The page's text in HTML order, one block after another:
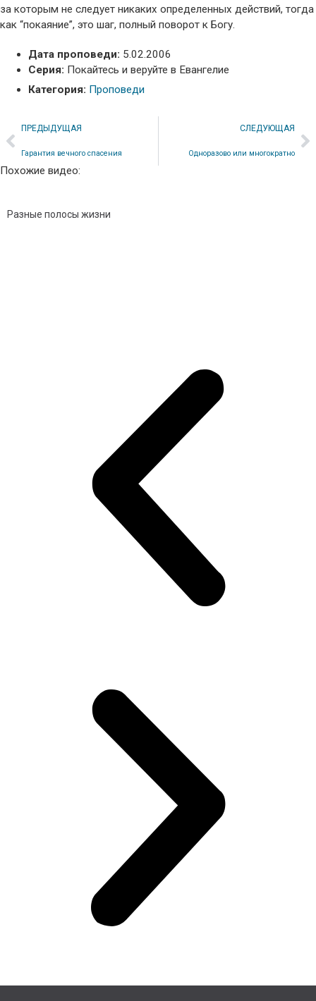
за которым не следует никаких определенных действий, тогда
как “покаяние”, это шаг, полный поворот к Богу.
Дата проповеди: 5.02.2006
Серия: Покайтесь и веруйте в Евангелие
Категория: Проповеди
ПРЕДЫДУЩАЯ
Гарантия вечного спасения
СЛЕДУЮЩАЯ
Одноразово или многократно
Похожие видео:
Разные полосы жизни